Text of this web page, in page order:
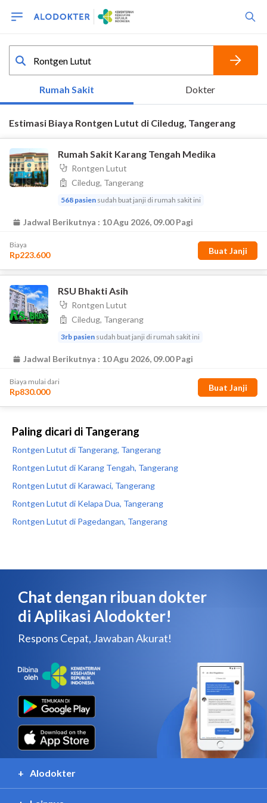
Paling dicari di Tangerang
Rontgen Lutut di Tangerang, Tangerang
Rontgen Lutut di Karang Tengah, Tangerang
Rontgen Lutut di Karawaci, Tangerang
Rontgen Lutut di Kelapa Dua, Tangerang
Rontgen Lutut di Pagedangan, Tangerang